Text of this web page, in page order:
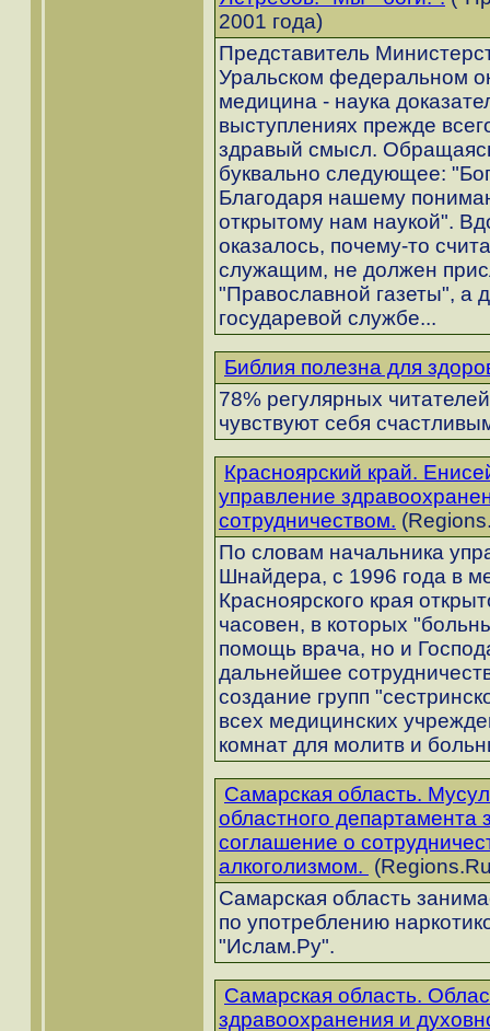
2001 года)
Представитель
Уральском федеральном
медицина - наука
выступлениях прежде
здравый смысл.
буквально следующее:
Благодаря нашему
открытому нам наукой".
оказалось, почему-то
служащим, не должен
"Православной газеты", а
государевой службе...
Библия полезна для
78% регулярных
чувствуют себя
Красноярский край.
управление
сотрудничеством.
По словам начальника
Шнайдера, с 1996 года в
Красноярского края
часовен, в которых
помощь врача, но и
дальнейшее
создание групп
всех медицинских
комнат для молитв и
Самарская область.
областного департамента
соглашение о
алкоголизмом.
Самарская область
по употреблению
"Ислам.Ру".
Самарская область.
здравоохранения и